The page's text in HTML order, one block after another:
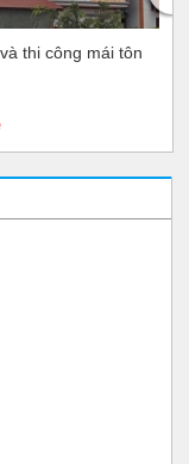
thi công mái tôn